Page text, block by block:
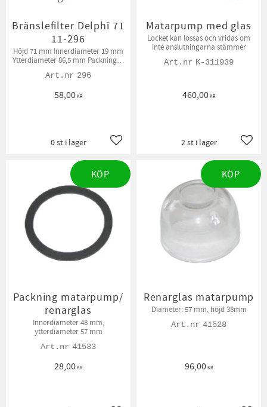
Bränslefilter Delphi 71
11-296
Höjd 71 mm Innerdiameter 19 mm
Ytterdiameter 86,5 mm Packningar
296
58,00KR
Lägg till i favoriter
0 st i lager
Matarpump med glas
Locket kan lossas och vridas om
inte anslutningarna stämmer
K-311939
460,00KR
2 st i lager
Packning matarpump/
renarglas
Innerdiameter 48 mm,
ytterdiameter 57 mm
41533
28,00KR
KÖP
Renarglas matarpump
Diameter: 57 mm, höjd 38mm
41528
96,00KR
KÖP